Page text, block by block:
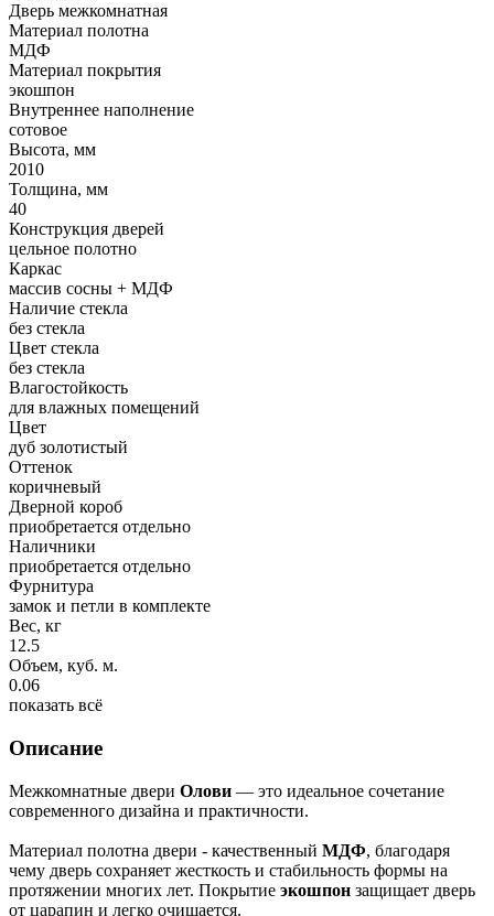
Дверь межкомнатная
Материал полотна
МДФ
Материал покрытия
экошпон
Внутреннее наполнение
сотовое
Высота, мм
2010
Толщина, мм
40
Конструкция дверей
цельное полотно
Каркас
массив сосны + МДФ
Наличие стекла
без стекла
Цвет стекла
без стекла
Влагостойкость
для влажных помещений
Цвет
дуб золотистый
Оттенок
коричневый
Дверной короб
приобретается отдельно
Наличники
приобретается отдельно
Фурнитура
замок и петли в комплекте
Вес, кг
12.5
Объем, куб. м.
0.06
показать всё
Описание
Межкомнатные двери Олови — это идеальное сочетание
современного дизайна и практичности.
Материал полотна двери - качественный МДФ, благодаря
чему дверь сохраняет жесткость и стабильность формы на
протяжении многих лет. Покрытие экошпон защищает дверь
от царапин и легко очищается.